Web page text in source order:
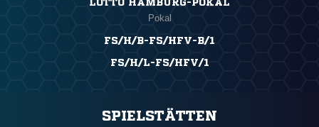
LOTTO HAMBURG-POKAL
Pokal
FS/H/B-FS/HFV-B/1
FS/H/L-FS/HFV/1
SPIELSTÄTTEN